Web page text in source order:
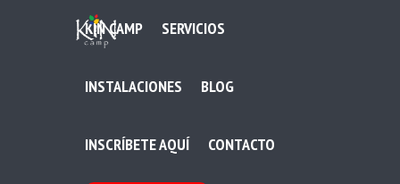
KIN CAMP SERVICIOS
INSTALACIONES BLOG
INSCRÍBETE AQUÍ CONTACTO